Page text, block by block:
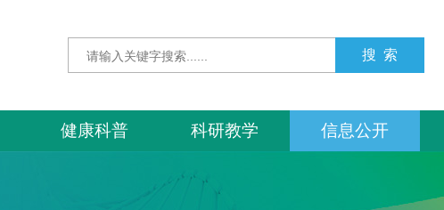
健康科普 科研教学 信息公开